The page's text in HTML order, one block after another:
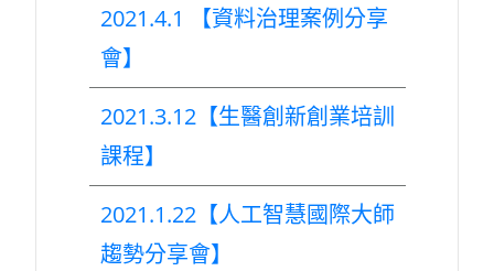
2021.4.1 【資料治理案例分享
會】
2021.3.12【生醫創新創業培訓
課程】
2021.1.22【人工智慧國際大師
趨勢分享會】